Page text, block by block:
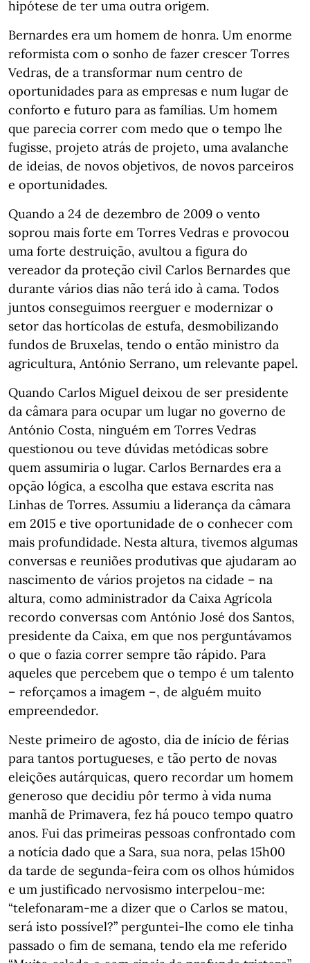
hipótese de ter uma outra origem.
Bernardes era um homem de honra. Um enorme
reformista com o sonho de fazer crescer Torres
Vedras, de a transformar num centro de
oportunidades para as empresas e num lugar de
conforto e futuro para as famílias. Um homem
que parecia correr com medo que o tempo lhe
fugisse, projeto atrás de projeto, uma avalanche
de ideias, de novos objetivos, de novos parceiros
e oportunidades.
Quando a 24 de dezembro de 2009 o vento
soprou mais forte em Torres Vedras e provocou
uma forte destruição, avultou a figura do
vereador da proteção civil Carlos Bernardes que
durante vários dias não terá ido à cama. Todos
juntos conseguimos reerguer e modernizar o
setor das hortícolas de estufa, desmobilizando
fundos de Bruxelas, tendo o então ministro da
agricultura, António Serrano, um relevante papel.
Quando Carlos Miguel deixou de ser presidente
da câmara para ocupar um lugar no governo de
António Costa, ninguém em Torres Vedras
questionou ou teve dúvidas metódicas sobre
quem assumiria o lugar. Carlos Bernardes era a
opção lógica, a escolha que estava escrita nas
Linhas de Torres. Assumiu a liderança da câmara
em 2015 e tive oportunidade de o conhecer com
mais profundidade. Nesta altura, tivemos algumas
conversas e reuniões produtivas que ajudaram ao
nascimento de vários projetos na cidade – na
altura, como administrador da Caixa Agrícola
recordo conversas com António José dos Santos,
presidente da Caixa, em que nos perguntávamos
o que o fazia correr sempre tão rápido. Para
aqueles que percebem que o tempo é um talento
– reforçamos a imagem –, de alguém muito
empreendedor.
Neste primeiro de agosto, dia de início de férias
para tantos portugueses, e tão perto de novas
eleições autárquicas, quero recordar um homem
generoso que decidiu pôr termo à vida numa
manhã de Primavera, fez há pouco tempo quatro
anos. Fui das primeiras pessoas confrontado com
a notícia dado que a Sara, sua nora, pelas 15h00
da tarde de segunda-feira com os olhos húmidos
e um justificado nervosismo interpelou-me:
“telefonaram-me a dizer que o Carlos se matou,
será isto possível?” perguntei-lhe como ele tinha
passado o fim de semana, tendo ela me referido